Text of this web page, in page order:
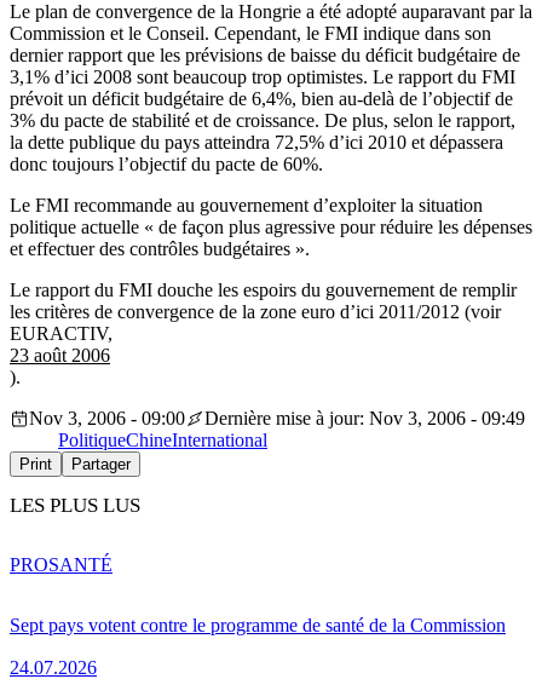
Le plan de convergence de la Hongrie a été adopté auparavant par la
Commission et le Conseil. Cependant, le FMI indique dans son
dernier rapport que les prévisions de baisse du déficit budgétaire de
3,1% d’ici 2008 sont beaucoup trop optimistes. Le rapport du FMI
prévoit un déficit budgétaire de 6,4%, bien au-delà de l’objectif de
3% du pacte de stabilité et de croissance. De plus, selon le rapport,
la dette publique du pays atteindra 72,5% d’ici 2010 et dépassera
donc toujours l’objectif du pacte de 60%.
Le FMI recommande au gouvernement d’exploiter la situation
politique actuelle « de façon plus agressive pour réduire les dépenses
et effectuer des contrôles budgétaires ».
Le rapport du FMI douche les espoirs du gouvernement de remplir
les critères de convergence de la zone euro d’ici 2011/2012 (voir
EURACTIV,
23 août 2006
).
Nov 3, 2006 - 09:00
Dernière mise à jour: Nov 3, 2006 - 09:49
PolitiqueChineInternational
Print Partager
LES PLUS LUS
Sept pays votent contre le programme de santé de la Commission
24.07.2026
PROSANTÉ